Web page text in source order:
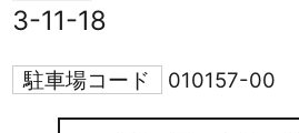
3-11-18
駐車場コード 010157-00